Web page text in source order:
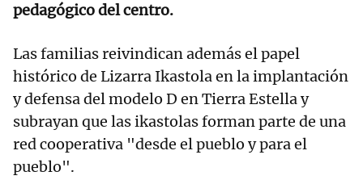
pedagógico del centro.
Las familias reivindican además el papel
histórico de Lizarra Ikastola en la implantación
y defensa del modelo D en Tierra Estella y
subrayan que las ikastolas forman parte de una
red cooperativa "desde el pueblo y para el
pueblo".